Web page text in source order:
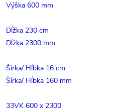
Výška 600 mm
Dĺžka 230 cm
Dĺžka 2300 mm
Šírka/ Hĺbka 16 cm
Šírka/ Hĺbka 160 mm
33VK 600 x 2300